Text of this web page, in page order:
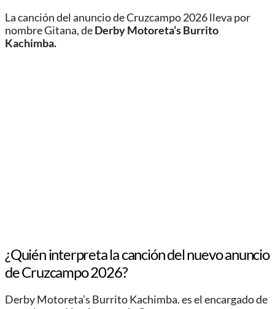
La canción del anuncio de Cruzcampo 2026 lleva por
nombre Gitana, deDerby Motoreta’s Burrito
Kachimba.
¿Quién interpreta la canción del nuevo anuncio
de Cruzcampo 2026?
Derby Motoreta’s Burrito Kachimba. es el encargado de